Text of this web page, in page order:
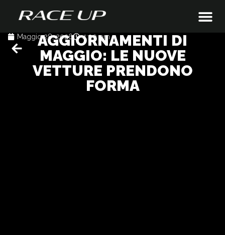
Maggio 28, 2026 4:00 pm
AGGIORNAMENTI DI
MAGGIO: LE NUOVE
VETTURE PRENDONO
FORMA